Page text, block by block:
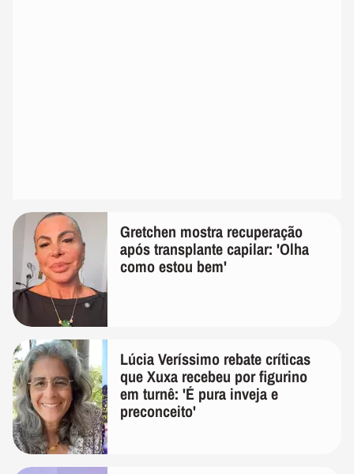
Gretchen mostra recuperação
após transplante capilar: 'Olha
como estou bem'
Lúcia Veríssimo rebate críticas
que Xuxa recebeu por figurino
em turnê: 'É pura inveja e
preconceito'